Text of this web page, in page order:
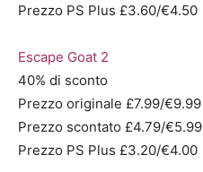
Prezzo PS Plus £3.60/€4.50
Escape Goat 2
40% di sconto
Prezzo originale £7.99/€9.99
Prezzo scontato £4.79/€5.99
Prezzo PS Plus £3.20/€4.00